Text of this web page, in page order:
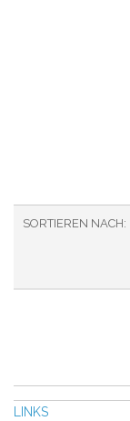
SORTIEREN NACH
LINKS